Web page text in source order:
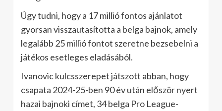
Úgy tudni, hogy a 17 millió fontos ajánlatot
gyorsan visszautasította a belga bajnok, amely
legalább 25 millió fontot szeretne bezsebelni a
játékos esetleges eladásából.
Ivanovic kulcsszerepet játszott abban, hogy
csapata 2024-25-ben 90 év után először nyert
hazai bajnoki címet, 34 belga Pro League-